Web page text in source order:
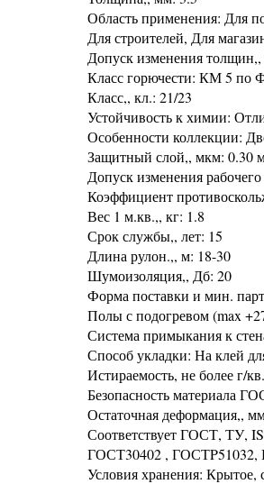
Область применения: Для
Для строителей, Для
Допуск изменения
Класс горючести: КМ 5 по
Класс,, кл.: 21/23
Устойчивость к химии:
Особенности коллекции:
Защитный слой,, мкм: 0.30
Допуск изменения
Коэффициент
Вес 1 м.кв.,, кг: 1.8
Срок службы,, лет: 15
Длина рулон.,, м: 18-30
Шумоизоляция,, Дб: 20
Форма поставки и мин.
Полы с подогревом (max
Система примыкания к
Способ укладки: На клей
Истираемость, не более г/
Безопасность материала
Остаточная деформация,,
Соответствует ГОСТ, ТУ,
ГОСТ30402 , ГОСТP51032,
Условия хранения: Крытое,